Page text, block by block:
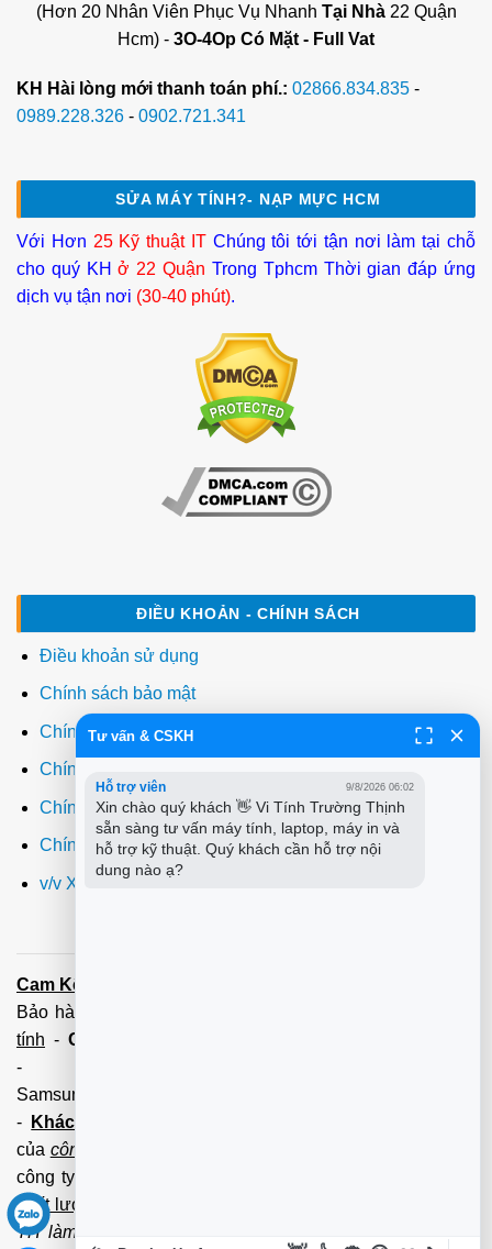
(Hơn 20 Nhân Viên Phục Vụ Nhanh Tại Nhà22 Quận
Hcm) - 3O-4Op Có Mặt - Full Vat
KH Hài lòng mới thanh toán phí.: 02866.834.835 -
0989.228.326 - 0902.721.341
SỬA MÁY TÍNH?- NẠP MỰC HCM
Với Hơn 25 Kỹ thuật ITChúng tôi tới tận nơi làm tại chỗ
cho quý KHở 22 Quận Trong Tphcm Thời gian đáp ứng
dịch vụ tận nơi (30-40 phút).
ĐIỀU KHOẢN - CHÍNH SÁCH
Điều khoản sử dụng
Chính sách bảo mật
Chính sách thanh toán
Chính sách giao hàng
Chính sách đổi trả
Chính sách bảo hành
v/v Xuất hóa đơn đỏ VAT
Cam Kết:
Bảo hành tận tâm - Xuất hóa đơn đỏ đầy đủ
tính - Cài Win Tận Nơi
-
Samsung,Brother,Xeroc,Panasonic): 100 - 180,000 vnđ
-
Khách hàng lưu ý:
của công ty PCI.
công ty không liên hệ và làm việc với cá nhân đảm bảo
chất lượng dịch vụ
TH làm việc với cá nhân không qua tổng đài, không có
Tư vấn & CSKH
Hỗ trợ viên 9/8/2026 06:02
Xin chào quý khách 👋 Vi Tính Trường Thịnh
sẵn sàng tư vấn máy tính, laptop, máy in và
hỗ trợ kỹ thuật. Quý khách cần hỗ trợ nội
dung nào ạ?